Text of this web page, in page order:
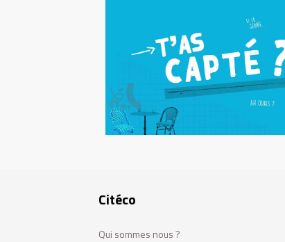
Citéco
Qui sommes nous ?